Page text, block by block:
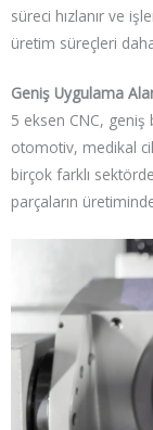
süreci hızlanır ve
üretim süreçleri
Geniş Uygulama
5 eksen CNC, geniş
otomotiv, medikal
birçok farklı
parçaların